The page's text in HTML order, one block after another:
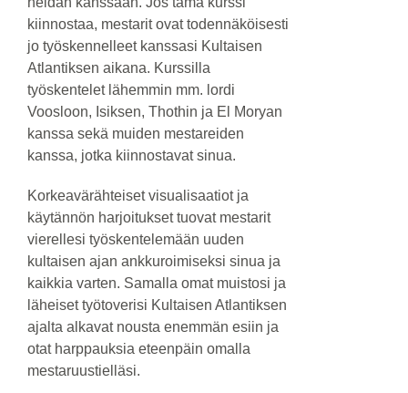
kiinnostaa, mestarit ovat todennäköisesti
jo työskennelleet kanssasi Kultaisen
Atlantiksen aikana. Kurssilla
työskentelet lähemmin mm. lordi
Voosloon, Isiksen, Thothin ja El Moryan
kanssa sekä muiden mestareiden
kanssa, jotka kiinnostavat sinua.
Korkeavärähteiset visualisaatiot ja
käytännön harjoitukset tuovat mestarit
vierellesi työskentelemään uuden
kultaisen ajan ankkuroimiseksi sinua ja
kaikkia varten. Samalla omat muistosi ja
läheiset työtoverisi Kultaisen Atlantiksen
ajalta alkavat nousta enemmän esiin ja
otat harppauksia eteenpäin omalla
mestaruustielläsi.